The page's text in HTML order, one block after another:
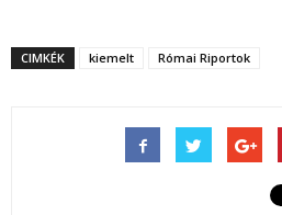
CIMKÉK kiemelt Római Riportok